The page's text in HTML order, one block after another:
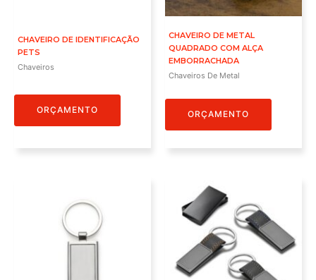
CHAVEIRO DE IDENTIFICAÇÃO
PETS
Chaveiros
ORÇAMENTO
CHAVEIRO DE METAL
QUADRADO COM ALÇA
EMBORRACHADA
Chaveiros De Metal
ORÇAMENTO